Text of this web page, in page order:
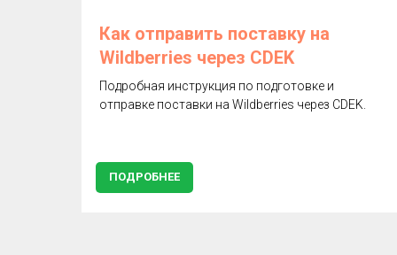
Как отправить поставку на
Wildberries через CDEK
Подробная инструкция по подготовке и
отправке поставки на Wildberries через CDEK.
ПОДРОБНЕЕ